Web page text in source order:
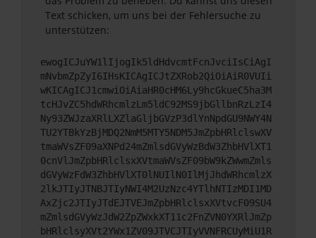
Text schicken, um uns bei der Fehlersuche zu
unterstützen:
ewogICJuYW1lIjogIk5ldHdvcmtFcnJvciIsCiAgI
mNvbmZpZyI6IHsKICAgICJtZXRob2QiOiAiR0VUIi
wKICAgICJ1cmwiOiAiaHR0cHM6Ly9hcGkueC5ha3M
tcHJvZC5hdWRhcmlzLm5ldC92MS9jbGllbnRzLzI4
Ny93ZWJzaXRlLXZlaGljbGVzP3dlYnNpdGU9NWY4N
TU2YTBkYzBjMDQ2NmM5MTY5NDM5JmZpbHRlclswXV
tmaWVsZF09aXNPd24mZmlsdGVyWzBdW3ZhbHVlXT1
0cnVlJmZpbHRlclsxXVtmaWVsZF09bW9kZWwmZmls
dGVyWzFdW3ZhbHVlXT0lNUIlN0IlMjJhdWRhcmlzX
2lkJTIyJTNBJTIyNWI4M2UzNzc4YTlhNTIzMDI1MD
AxZjc2JTIyJTdEJTVEJmZpbHRlclsxXVtvcF09SU4
mZmlsdGVyWzJdW2ZpZWxkXT11c2FnZVN0YXRlJmZp
bHRlclsyXVt2YWx1ZV09JTVCJTIyVVNFRCUyMiU1R